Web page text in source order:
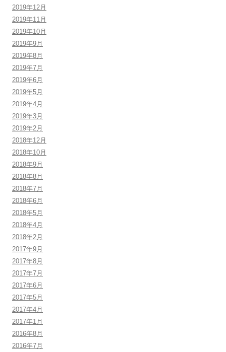
2019年12月
2019年11月
2019年10月
2019年9月
2019年8月
2019年7月
2019年6月
2019年5月
2019年4月
2019年3月
2019年2月
2018年12月
2018年10月
2018年9月
2018年8月
2018年7月
2018年6月
2018年5月
2018年4月
2018年2月
2017年9月
2017年8月
2017年7月
2017年6月
2017年5月
2017年4月
2017年1月
2016年8月
2016年7月